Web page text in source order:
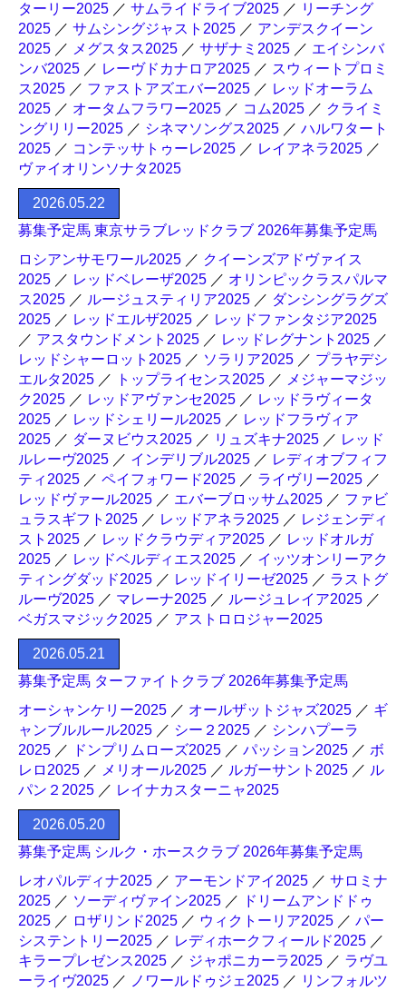
ターリー2025 ／ サムライドライブ2025 ／ リーチング
2025 ／ サムシングジャスト2025 ／ アンデスクイーン
2025 ／ メグスタス2025 ／ サザナミ2025 ／ エイシンバ
ンバ2025 ／ レーヴドカナロア2025 ／ スウィートプロミ
ス2025 ／ ファストアズエバー2025 ／ レッドオーラム
2025 ／ オータムフラワー2025 ／ コム2025 ／ クライミ
ングリリー2025 ／ シネマソングス2025 ／ ハルワタート
2025 ／ コンテッサトゥーレ2025 ／ レイアネラ2025 ／
ヴァイオリンソナタ2025
2026.05.22
募集予定馬 東京サラブレッドクラブ 2026年募集予定馬
ロシアンサモワール2025 ／ クイーンズアドヴァイス
2025 ／ レッドベレーザ2025 ／ オリンピックラスパルマ
ス2025 ／ ルージュスティリア2025 ／ ダンシングラグズ
2025 ／ レッドエルザ2025 ／ レッドファンタジア2025
／ アスタウンドメント2025 ／ レッドレグナント2025 ／
レッドシャーロット2025 ／ ソラリア2025 ／ プラヤデシ
エルタ2025 ／ トップライセンス2025 ／ メジャーマジッ
ク2025 ／ レッドアヴァンセ2025 ／ レッドラヴィータ
2025 ／ レッドシェリール2025 ／ レッドフラヴィア
2025 ／ ダーヌビウス2025 ／ リュズキナ2025 ／ レッド
ルレーヴ2025 ／ インデリブル2025 ／ レディオブフィフ
ティ2025 ／ ペイフォワード2025 ／ ライヴリー2025 ／
レッドヴァール2025 ／ エバーブロッサム2025 ／ ファビ
ュラスギフト2025 ／ レッドアネラ2025 ／ レジェンディ
スト2025 ／ レッドクラウディア2025 ／ レッドオルガ
2025 ／ レッドベルディエス2025 ／ イッツオンリーアク
ティングダッド2025 ／ レッドイリーゼ2025 ／ ラストグ
ルーヴ2025 ／ マレーナ2025 ／ ルージュレイア2025 ／
ベガスマジック2025 ／ アストロロジャー2025
2026.05.21
募集予定馬 ターファイトクラブ 2026年募集予定馬
オーシャンケリー2025 ／ オールザットジャズ2025 ／ ギ
ャンブルルール2025 ／ シー２2025 ／ シンハプーラ
2025 ／ ドンプリムローズ2025 ／ パッション2025 ／ ボ
レロ2025 ／ メリオール2025 ／ ルガーサント2025 ／ ル
パン２2025 ／ レイナカスターニャ2025
2026.05.20
募集予定馬 シルク・ホースクラブ 2026年募集予定馬
レオパルディナ2025 ／ アーモンドアイ2025 ／ サロミナ
2025 ／ ソーディヴァイン2025 ／
ドリームアンドドゥ
2025 ／ ロザリンド2025 ／ ウィクトーリア2025 ／ パー
システントリー2025 ／ レディホークフィールド2025 ／
キラープレゼンス2025 ／ ジャポニカーラ2025 ／ ラヴユ
ーライヴ2025 ／ ノワールドゥジェ2025 ／ リンフォルツ